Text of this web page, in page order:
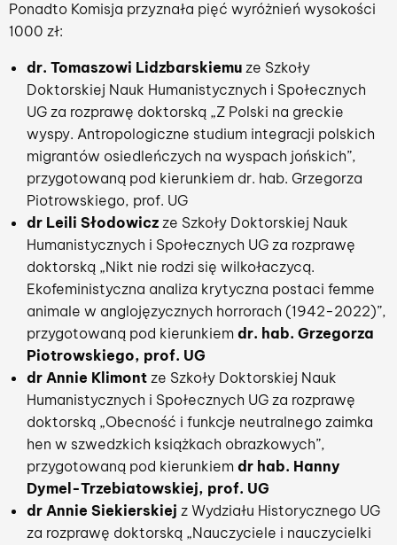
Ponadto Komisja przyznała pięć wyróżnień wysokości
1000 zł:
dr. Tomaszowi Lidzbarskiemu ze Szkoły
Doktorskiej Nauk Humanistycznych i Społecznych
UG za rozprawę doktorską „Z Polski na greckie
wyspy. Antropologiczne studium integracji polskich
migrantów osiedleńczych na wyspach jońskich”,
przygotowaną pod kierunkiem dr. hab. Grzegorza
Piotrowskiego, prof. UG
dr Leili Słodowicz ze Szkoły Doktorskiej Nauk
Humanistycznych i Społecznych UG za rozprawę
doktorską „Nikt nie rodzi się wilkołaczycą.
Ekofeministyczna analiza krytyczna postaci femme
animale w anglojęzycznych horrorach (1942-2022)”,
przygotowaną pod kierunkiem dr. hab. Grzegorza
Piotrowskiego, prof. UG
dr Annie Klimont ze Szkoły Doktorskiej Nauk
Humanistycznych i Społecznych UG za rozprawę
doktorską „Obecność i funkcje neutralnego zaimka
hen w szwedzkich książkach obrazkowych”,
przygotowaną pod kierunkiem dr hab. Hanny
Dymel-Trzebiatowskiej, prof. UG
dr Annie Siekierskiej z Wydziału Historycznego UG
za rozprawę doktorską „Nauczyciele i nauczycielki